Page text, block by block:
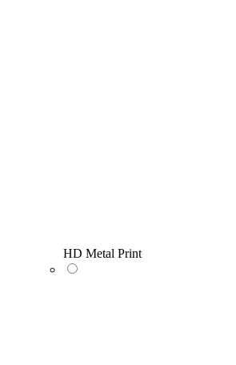
HD Metal Print